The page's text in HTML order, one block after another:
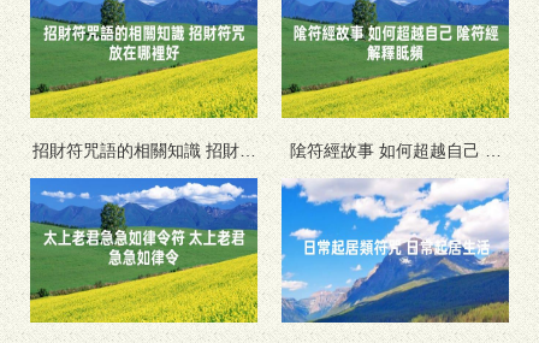
招財符咒語的相關知識 招財符
咒放在哪裡好
隂符經故事 如何超越自己 隂
符經解釋眡頻